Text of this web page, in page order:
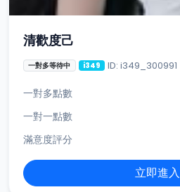
清歡度己
一對多等待中 i349 ID: i349_300991
一對多點數
一對一點數
滿意度評分
立即進入